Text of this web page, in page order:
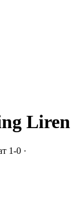
Liren
1-0 ·